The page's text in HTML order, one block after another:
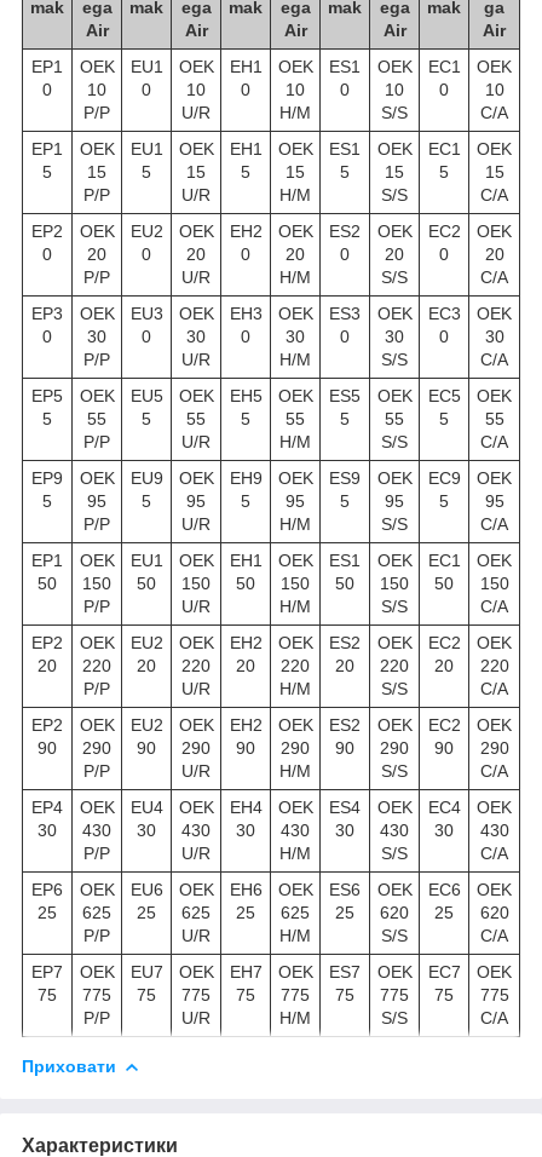
mak
ega
Air
mak
ega
Air
mak
ega
Air
mak
ega
Air
mak
ga
Air
EP1
0
OEK
10
P/P
EU1
0
OEK
10
U/R
EH1
0
OEK
10
H/M
ES1
0
OEK
10
S/S
EC1
0
OEK
10
C/A
EP1
5
OEK
15
P/P
EU1
5
OEK
15
U/R
EH1
5
OEK
15
H/M
ES1
5
OEK
15
S/S
EC1
5
OEK
15
C/A
EP2
0
OEK
20
P/P
EU2
0
OEK
20
U/R
EH2
0
OEK
20
H/M
ES2
0
OEK
20
S/S
EC2
0
OEK
20
C/A
EP3
0
OEK
30
P/P
EU3
0
OEK
30
U/R
EH3
0
OEK
30
H/M
ES3
0
OEK
30
S/S
EC3
0
OEK
30
C/A
EP5
5
OEK
55
P/P
EU5
5
OEK
55
U/R
EH5
5
OEK
55
H/M
ES5
5
OEK
55
S/S
EC5
5
OEK
55
C/A
EP9
5
OEK
95
P/P
EU9
5
OEK
95
U/R
EH9
5
OEK
95
H/M
ES9
5
OEK
95
S/S
EC9
5
OEK
95
C/A
EP1
50
OEK
150
P/P
EU1
50
OEK
150
U/R
EH1
50
OEK
150
H/M
ES1
50
OEK
150
S/S
EC1
50
OEK
150
C/A
EP2
20
OEK
220
P/P
EU2
20
OEK
220
U/R
EH2
20
OEK
220
H/M
ES2
20
OEK
220
S/S
EC2
20
OEK
220
C/A
EP2
90
OEK
290
P/P
EU2
90
OEK
290
U/R
EH2
90
OEK
290
H/M
ES2
90
OEK
290
S/S
EC2
90
OEK
290
C/A
EP4
30
OEK
430
P/P
EU4
30
OEK
430
U/R
EH4
30
OEK
430
H/M
ES4
30
OEK
430
S/S
EC4
30
OEK
430
C/A
EP6
25
OEK
625
P/P
EU6
25
OEK
625
U/R
EH6
25
OEK
625
H/M
ES6
25
OEK
620
S/S
EC6
25
OEK
620
C/A
EP7
75
OEK
775
P/P
EU7
75
OEK
775
U/R
EH7
75
OEK
775
H/M
ES7
75
OEK
775
S/S
EC7
75
OEK
775
C/A
Приховати
Характеристики